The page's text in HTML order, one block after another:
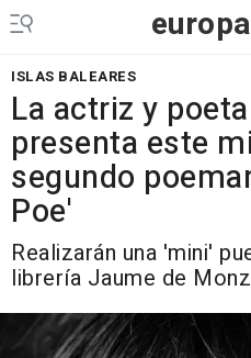
europa
ISLAS BALEARES
La actriz y
presenta este
segundo
Poe'
Realizarán una 'mini'
librería Jaume de